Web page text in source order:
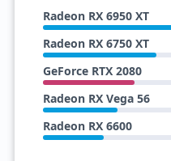
Radeon RX 6950 XT
Radeon RX 6750 XT
GeForce RTX 2080
Radeon RX Vega 56
Radeon RX 6600